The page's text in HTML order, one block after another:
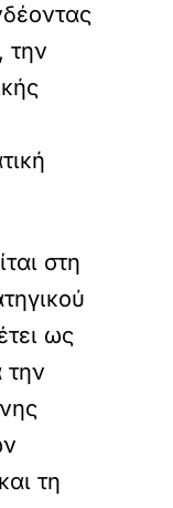
την
στη
ως
την
τη